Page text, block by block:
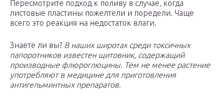
Пересмотрите подход к поливу в случае, когда
листовые пластины пожелтели и поредели. Чаще
всего это реакция на недостаток влаги.
Знаете ли вы? В наших широтах среди токсичных
папоротников известен щитовник, содержащий
производные флюроглюцины. Тем не менее растение
употребляют в медицине для приготовления
антигельминтных препаратов.